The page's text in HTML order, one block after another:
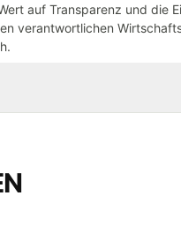
auf Transparenz und die
verantwortlichen